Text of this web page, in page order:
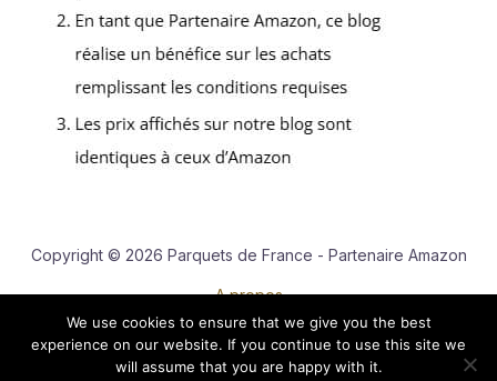
Copyright © 2026 Parquets de France - Partenaire Amazon
A propos
Contact
Mentions légales
We use cookies to ensure that we give you the best
experience on our website. If you continue to use this site we
will assume that you are happy with it.